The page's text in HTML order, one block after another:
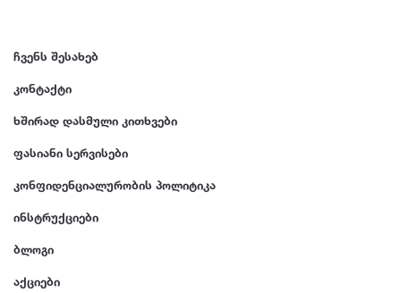
ჩვენს შესახებ
კონტაქტი
ხშირად დასმული კითხვები
ფასიანი სერვისები
კონფიდენციალურობის პოლიტიკა
ინსტრუქციები
ბლოგი
აქციები